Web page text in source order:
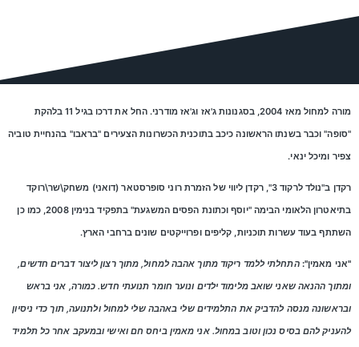
מורה למחול מאז 2004, בסגנונות ג'אז וג'אז מודרני. החל את דרכו בגיל 11 בלהקת
"סופה" וכבר בשנתו הראשונה כיכב בתוכנית הכשרונות הצעירים "בראבו" בהנחיית טוביה
צפיר ומיכל ינאי.
רקדן ב"נולד לרקוד 3", רקדן ליווי של הזמרת רוני סופרסטאר (דואני) משחק\שר\רוקד
בתיאטרון הלאומי הבימה "יוסף וכתונת הפסים המשגעת" בתפקיד בנימין 2008, כמו כן
השתתף בעוד עשרות תוכניות, קליפים ופרוייקטים שונים ברחבי הארץ.
"אני מאמין": התחלתי ללמד ריקוד מתוך אהבה למחול, מתוך רצון ליצור דברים חדשים,
ומתוך ההנאה שאני שואב מלימוד ילדים ונוער חומר תנועתי חדש. כמורה, אני בראש
ובראשונה מנסה להדביק את התלמידים שלי באהבה שלי למחול ולתנועה, תוך כדי ניסיון
להעניק להם בסיס נכון וטוב במחול. אני מאמין ביחס חם ואישי ובמעקב אחר כל תלמיד